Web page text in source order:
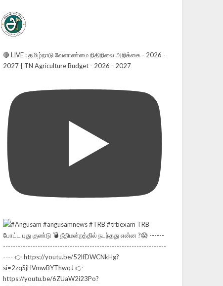
🔴 LIVE : தமிழ்நாடு வேளாண்மை நிதிநிலை அறிக்கை - 2026 -
2027 | TN Agriculture Budget - 2026 - 2027